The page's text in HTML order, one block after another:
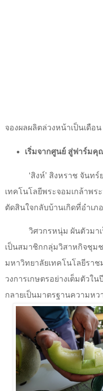
จองผลผลิตล่วงหน้าเป็นเดือน
เริ่มจากศูนย์ สู่ฟาร์มคุ
‘สิงห์’ สิงหราช จันทร์
เทคโนโลยีพระจอมเกล้าพร
ตัดสินใจกลับบ้านเกิดที่อำเภ
วิศวกรหนุ่ม ผันตัวมา
เป็นสมาชิกกลุ่มวิสาหกิจชุม
มหาวิทยาลัยเทคโนโลยีรา
วงการเกษตรอย่างเต็มตัวใ
กลายเป็นมาตรฐานความหว